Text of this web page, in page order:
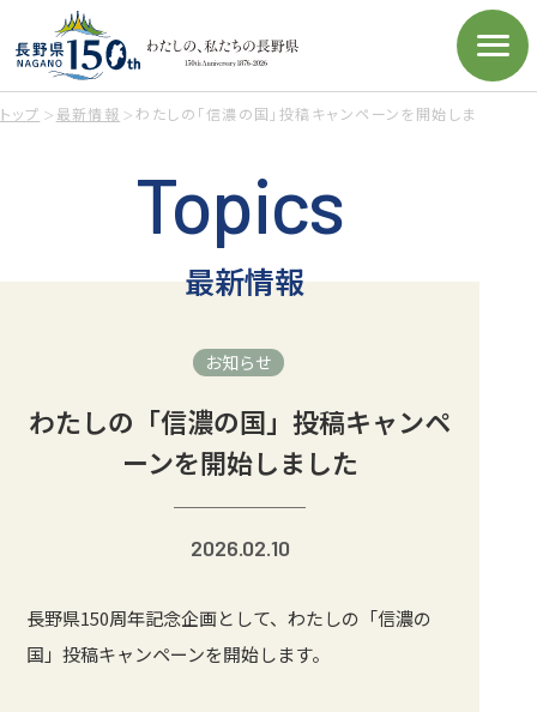
トップ 最新情報 わたしの「信濃の国」投稿キャンペーンを開始しました
Topics
最新情報
お知らせ
わたしの「信濃の国」投稿キャンペ
ーンを開始しました
2026.02.10
長野県150周年記念企画として、わたしの「信濃の
国」投稿キャンペーンを開始します。